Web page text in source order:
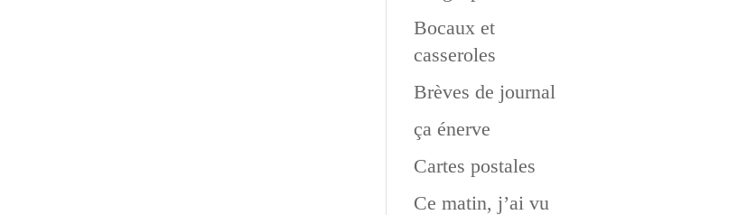
Bocaux et
casseroles
Brèves de journal
ça énerve
Cartes postales
Ce matin, j’ai vu